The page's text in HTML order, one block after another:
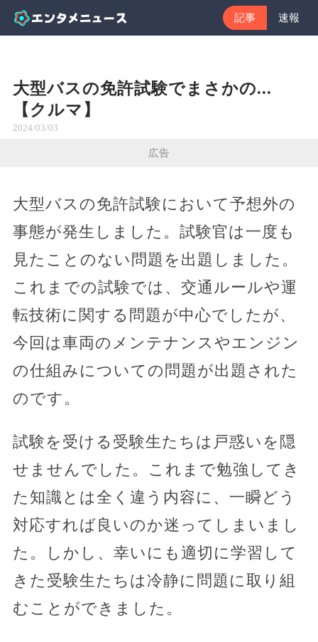
記事 速報
大型バスの免許試験でまさかの...
【クルマ】
2024/03/03
広告
大型バスの免許試験において予想外の
事態が発生しました。試験官は一度も
見たことのない問題を出題しました。
これまでの試験では、交通ルールや運
転技術に関する問題が中心でしたが、
今回は車両のメンテナンスやエンジン
の仕組みについての問題が出題された
のです。
試験を受ける受験生たちは戸惑いを隠
せませんでした。これまで勉強してき
た知識とは全く違う内容に、一瞬どう
対応すれば良いのか迷ってしまいまし
た。しかし、幸いにも適切に学習して
きた受験生たちは冷静に問題に取り組
むことができました。